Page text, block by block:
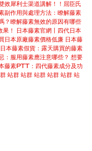
效犀利士渠道講解！！
屈臣氏
副作用與處理方法：瞭解藤素
？瞭解藤素無效的原因有哪些
！
日本藤素官網丨四代日本
日本原廠藤素價格低廉 日本藤
日本藤素假貨：露天購買的藤素
：服用藤素應注意哪些？ 想要
藤素PTT：四代藤素成分及功
站群 站群 站群 站群 站群 站